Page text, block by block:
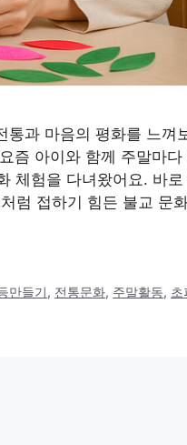
과 마음의 평화를 느껴
즘 아이와 함께 주말마다
체험을 다녀왔어요. 바
럼 접하기 힘든 불교 문
만들기, 전통문화, 주말활동, 초